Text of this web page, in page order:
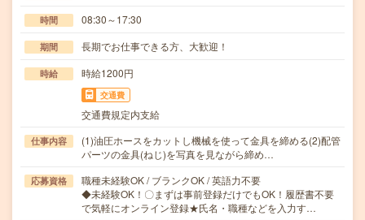
時間 08:30～17:30
期間 長期でお仕事できる方、大歓迎！
時給 時給1200円
交通費
交通費規定内支給
仕事内容
(1)油圧ホースをカットし機械を使って金具を締める(2)配管
パーツの金具(ねじ)を写真を見ながら締め…
応募資格
職種未経験OK / ブランクOK / 英語力不要
◆未経験OK！〇まずは事前登録だけでもOK！履歴書不要
で気軽にオンライン登録★氏名・職種などを入力す…